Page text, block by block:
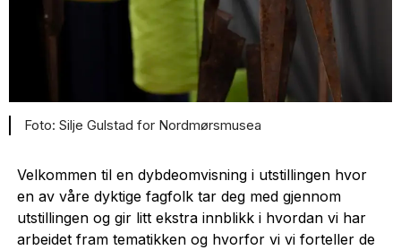
Silje Gulstad for Nordmørsmusea
Velkommen til en dybdeomvisning i utstillingen hvor
en av våre dyktige fagfolk tar deg med gjennom
utstillingen og gir litt ekstra innblikk i hvordan vi har
arbeidet fram tematikken og hvorfor vi vi forteller de